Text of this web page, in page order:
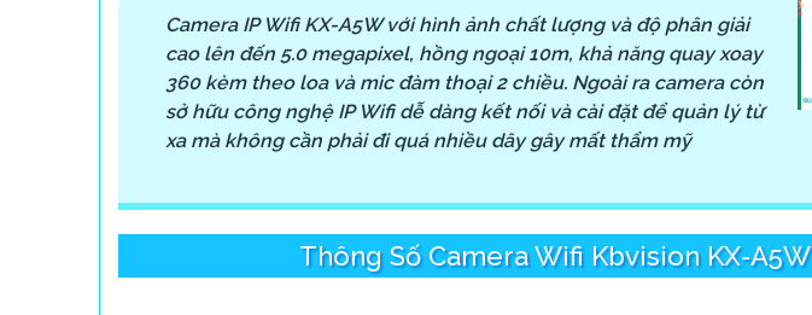
Camera IP Wifi KX-A5W với hình ảnh chất lượng và độ phân giải
cao lên đến 5.0 megapixel, hồng ngoại 10m, khả năng quay xoay
360 kèm theo loa và mic đàm thoại 2 chiều. Ngoài ra camera còn
sở hữu công nghệ IP Wifi dễ dàng kết nối và cài đặt để quản lý từ
xa mà không cần phải đi quá nhiều dây gây mất thẩm mỹ
Thông Số Camera Wifi Kbvision KX-A5W